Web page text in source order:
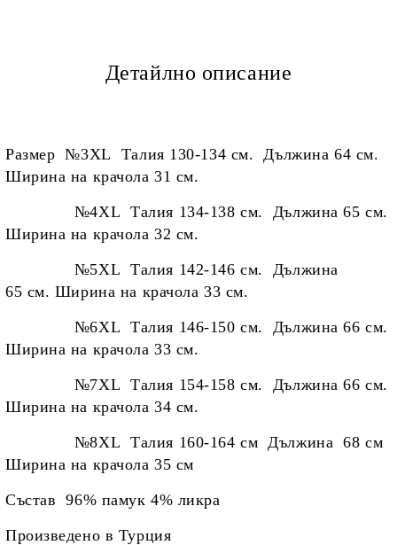
Детайлно описание
Размер №3XL Талия 130-134 см. Дължина 64 см.
Ширина на крачола 31 см.
№4XL Талия 134-138 см. Дължина 65 см.
Ширина на крачола 32 см.
№5XL Талия 142-146 см. Дължина
65 см. Ширина на крачола 33 см.
№6XL Талия 146-150 см. Дължина 66 см.
Ширина на крачола 33 см.
№7XL Талия 154-158 см. Дължина 66 см.
Ширина на крачола 34 см.
№8XL Талия 160-164 см Дължина 68 см
Ширина на крачола 35 см
Състав 96% памук 4% ликра
Произведено в Турция